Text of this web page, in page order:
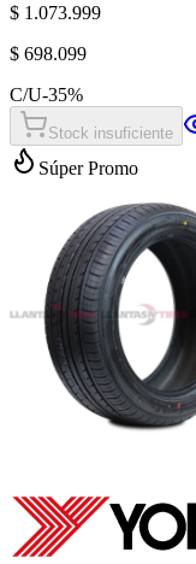
$ 1.073.999
$ 698.099
C/U-35%
Stock insuficiente
Súper Promo